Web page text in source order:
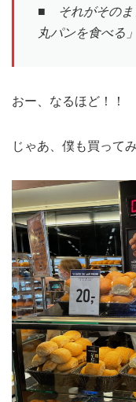
■ それがそのま
丸パンを食べる
おー、なるほど！！
じゃあ、僕も買って